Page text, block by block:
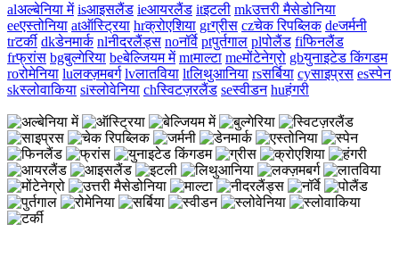
alअल्बेनिया में isआइसलैंड ieआयरलैंड itइटली mkउत्तरी मैसेडोनिया
eeएस्तोनिया atऑस्ट्रिया hrक्रोएशिया grग्रीस czचेक रिपब्लिक deजर्मनी
trटर्की dkडेनमार्क nlनीदरलैंड्स noनॉर्वे ptपुर्तगाल plपोलैंड fiफिनलैंड
frफ्रांस bgबुल्गेरिया beबेल्जियम में mtमाल्टा meमोंटेनेग्रो gbयुनाइटेड किंगडम
roरोमेनिया luलक्ज़मबर्ग lvलातविया ltलिथुआनिया rsसर्बिया cyसाइप्रस esस्पेन
skस्लोवाकिया siस्लोवेनिया chस्विटज़रलैंड seस्वीडन huहंगरी